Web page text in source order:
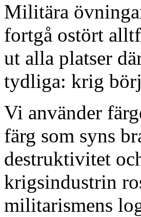
Militära
fortgå ostört
ut alla platser
tydliga: krig
Vi använder
färg som syns
destruktivitet
krigsindustrin
militarismens